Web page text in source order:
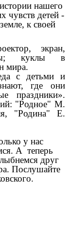
нашего
чувств детей -
к своей
экран,
куклы в
мира.
с детьми и
где они
праздники».
"Родное" М.
"Родина" Е.
у нас
А теперь
друг
Послушайте